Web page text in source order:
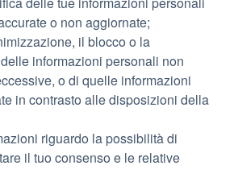
o non aggiornate;
il blocco o la
informazioni personali non
o di quelle informazioni
in contrasto alle disposizioni della
riguardo la possibilità di
il tuo consenso e le relative